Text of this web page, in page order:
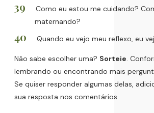
Como eu estou me cuidando?
maternando?
Quando eu vejo meu reflexo, eu
Não sabe escolher uma? Sorteie.
lembrando ou encontrando mais
Se quiser responder algumas delas,
sua resposta nos comentários.